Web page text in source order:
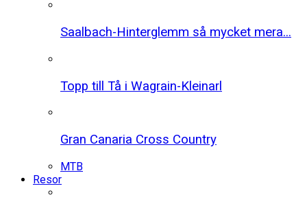
Saalbach-Hinterglemm så mycket mera...
Topp till Tå i Wagrain-Kleinarl
Gran Canaria Cross Country
MTB
Resor